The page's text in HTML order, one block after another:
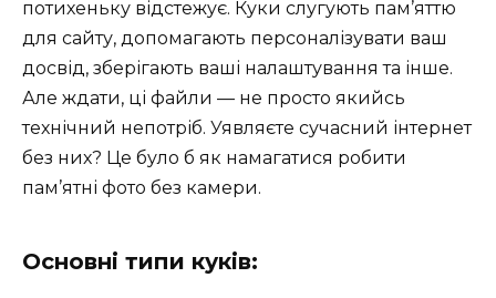
потихеньку відстежує. Куки слугують пам’яттю
для сайту, допомагають персоналізувати ваш
досвід, зберігають ваші налаштування та інше.
Але ждати, ці файли — не просто якийсь
технічний непотріб. Уявляєте сучасний інтернет
без них? Це було б як намагатися робити
пам’ятні фото без камери.
Основні типи куків: